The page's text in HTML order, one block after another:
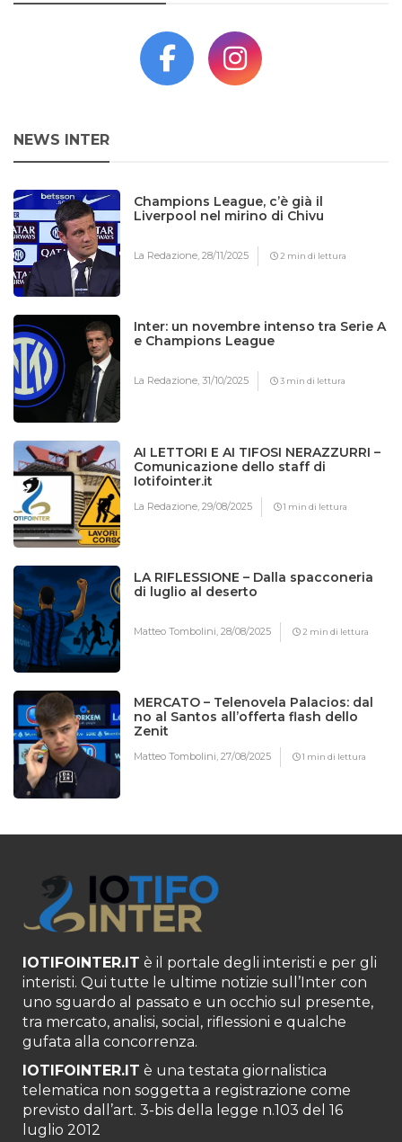
NEWS INTER
Champions League, c’è già il
Liverpool nel mirino di Chivu
La Redazione,28/11/2025 2 min di lettura
Inter: un novembre intenso tra Serie A
e Champions League
La Redazione,31/10/2025 3 min di lettura
AI LETTORI E AI TIFOSI NERAZZURRI –
Comunicazione dello staff di
Iotifointer.it
La Redazione,29/08/2025 1 min di lettura
LA RIFLESSIONE – Dalla spacconeria
di luglio al deserto
Matteo Tombolini,28/08/2025 2 min di lettura
MERCATO – Telenovela Palacios: dal
no al Santos all’offerta flash dello
Zenit
Matteo Tombolini,27/08/2025 1 min di lettura
IOTIFOINTER.IT è il portale degli interisti e per gli
interisti. Qui tutte le ultime notizie sull’Inter con
uno sguardo al passato e un occhio sul presente,
tra mercato, analisi, social, riflessioni e qualche
gufata alla concorrenza.
IOTIFOINTER.IT è una testata giornalistica
telematica non soggetta a registrazione come
previsto dall’art. 3-bis della legge n.103 del 16
luglio 2012